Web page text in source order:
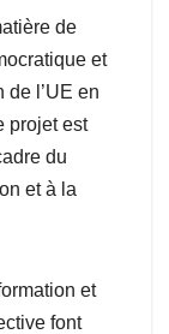
de
et
l’UE en
projet est
du
et à la
et
font